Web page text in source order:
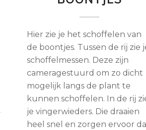
Hier zie je het schoffelen van
de boontjes. Tussen de rij zie
schoffelmessen. Deze zijn
cameragestuurd om zo dicht
mogelijk langs de plant te
kunnen schoffelen. In de rij
je vingerwieders. Die draaien
heel snel en zorgen ervoor